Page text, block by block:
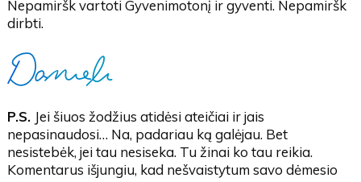
Nepamiršk vartoti Gyvenimotonį ir gyventi. Nepamiršk
dirbti.
P.S. Jei šiuos žodžius atidėsi ateičiai ir jais
nepasinaudosi… Na, padariau ką galėjau. Bet
nesistebėk, jei tau nesiseka. Tu žinai ko tau reikia.
Komentarus išjungiu, kad nešvaistytum savo dėmesio